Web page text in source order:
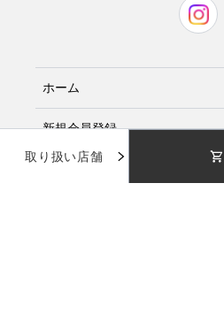
ホーム
新規会員登録
取り扱い店舗
STEP 01
STEP 02